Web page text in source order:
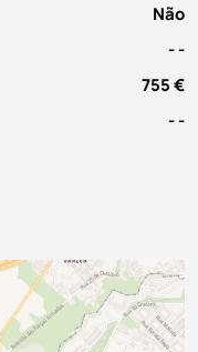
Não
- -
755 €
- -